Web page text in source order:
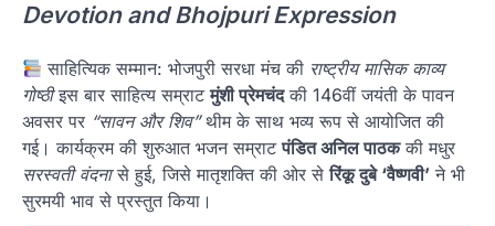
Devotion and Bhojpuri Expression
साहित्यिक सम्मान: भोजपुरी सरधा मंच की राष्ट्रीय मासिक काव्य
गोष्ठीइस बार साहित्य सम्राटमुंशी प्रेमचंदकी 146वीं जयंती के पावन
अवसर पर “सावन और शिव”थीम के साथ भव्य रूप से आयोजित की
गई। कार्यक्रम की शुरुआत भजन सम्राटपंडित अनिल पाठककी मधुर
सरस्वती वंदनासे हुई, जिसे मातृशक्ति की ओर सेरिंकू दुबे ‘वैष्णवी’ ने भी
सुरमयी भाव से प्रस्तुत किया।